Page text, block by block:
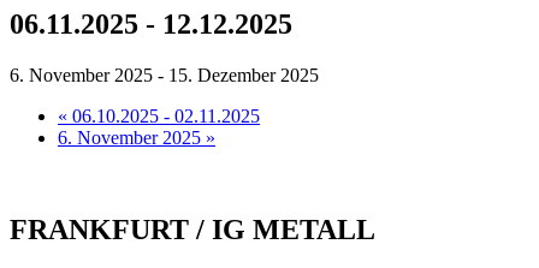
06.11.2025 - 12.12.2025
6. November 2025 - 15. Dezember 2025
« 06.10.2025 - 02.11.2025
6. No­vem­ber 2025 »
FRANK­FURT / IG METALL